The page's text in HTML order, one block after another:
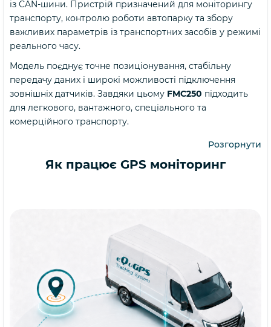
із CAN-шини. Пристрій призначений для моніторингу
транспорту, контролю роботи автопарку та збору
важливих параметрів із транспортних засобів у режимі
реального часу.
Модель поєднує точне позиціонування, стабільну
передачу даних і широкі можливості підключення
зовнішніх датчиків. Завдяки цьому FMC250 підходить
для легкового, вантажного, спеціального та
комерційного транспорту.
Розгорнути
Як працює GPS моніторинг